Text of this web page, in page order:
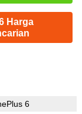
Harga
6